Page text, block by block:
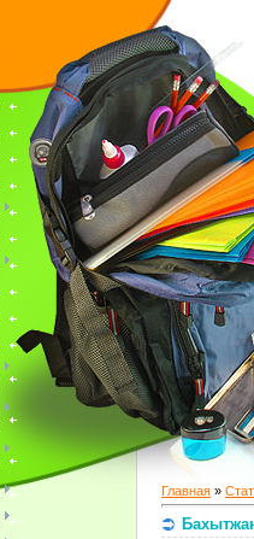
Главная »